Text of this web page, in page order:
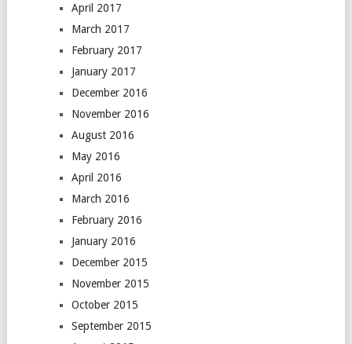
April 2017
March 2017
February 2017
January 2017
December 2016
November 2016
August 2016
May 2016
April 2016
March 2016
February 2016
January 2016
December 2015
November 2015
October 2015
September 2015